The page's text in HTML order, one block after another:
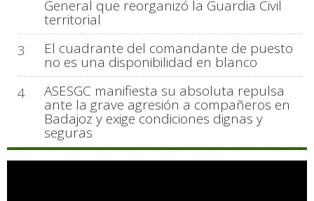
General que reorganizó la Guardia Civil
territorial
3
El cuadrante del comandante de puesto
no es una disponibilidad en blanco
4
ASESGC manifiesta su absoluta repulsa
ante la grave agresión a compañeros en
Badajoz y exige condiciones dignas y
seguras